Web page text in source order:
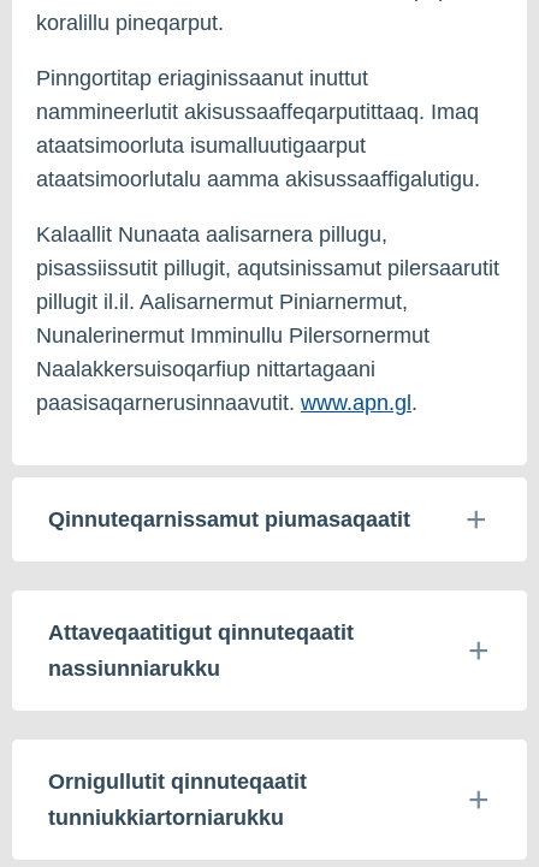
koralillu pineqarput.
Pinngortitap eriaginissaanut inuttut
nammineerlutit akisussaaffeqarputittaaq. Imaq
ataatsimoorluta isumalluutigaarput
ataatsimoorlutalu aamma akisussaaffigalutigu.
Kalaallit Nunaata aalisarnera pillugu,
pisassiissutit pillugit, aqutsinissamut pilersaarutit
pillugit il.il. Aalisarnermut Piniarnermut,
Nunalerinermut Imminullu Pilersornermut
Naalakkersuisoqarfiup nittartagaani
paasisaqarnerusinnaavutit. www.apn.gl.
Qinnuteqarnissamut piumasaqaatit
Attaveqaatitigut qinnuteqaatit
nassiunniarukku
Ornigullutit qinnuteqaatit
tunniukkiartorniarukku